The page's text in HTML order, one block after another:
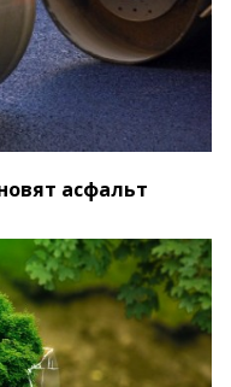
асфальт